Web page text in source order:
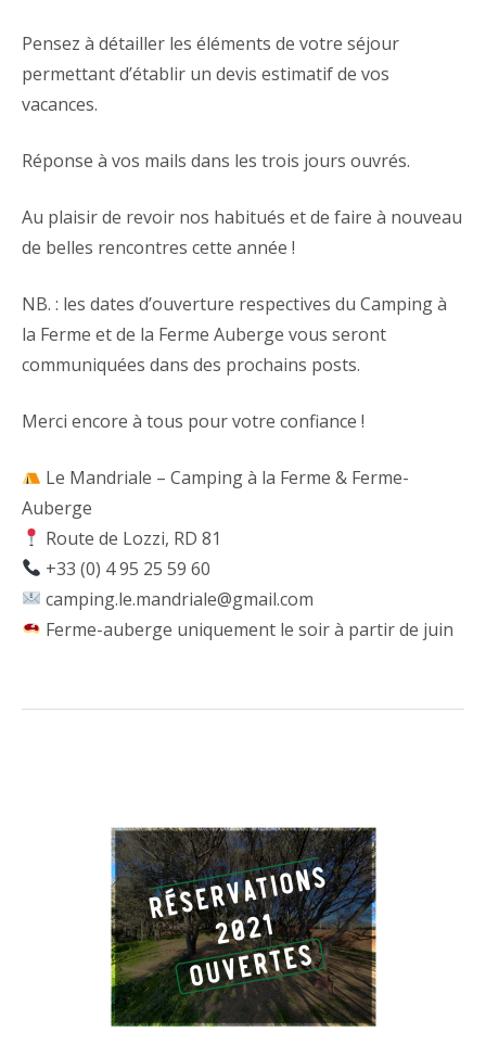
Pensez à détailler les éléments de votre séjour
permettant d’établir un devis estimatif de vos
vacances.
Réponse à vos mails dans les trois jours ouvrés.
Au plaisir de revoir nos habitués et de faire à nouveau
de belles rencontres cette année !
NB. : les dates d’ouverture respectives du Camping à
la Ferme et de la Ferme Auberge vous seront
communiquées dans des prochains posts.
Merci encore à tous pour votre confiance !
Le Mandriale – Camping à la Ferme & Ferme-
Auberge
Route de Lozzi, RD 81
+33 (0) 4 95 25 59 60
camping.le.mandriale@gmail.com
Ferme-auberge uniquement le soir à partir de juin